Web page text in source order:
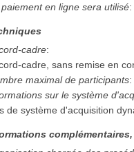
en ligne sera utilisé
cadre:
cadre, sans remise en
maximal de participants
sur le système
de système d'acquisition